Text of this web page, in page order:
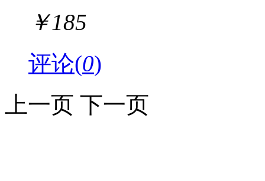
￥185
评论(0)
上一页 下一页